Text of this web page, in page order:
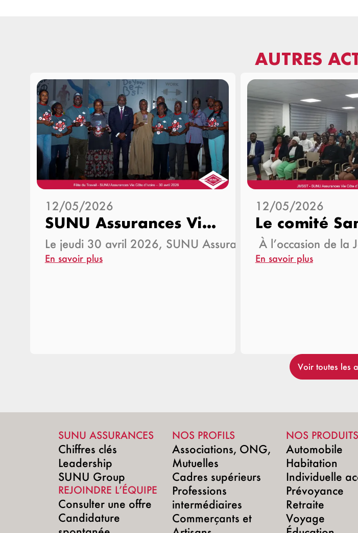
AUTRES
12/05/2026
SUNU Assurances Vie Côte d’Ivoire célèbre la…
Le jeudi 30 avril 2026, SUNU Assurances…
En savoir plus
12/05/2026
À l’occasion de la
En savoir plus
Voir toutes les
SUNU ASSURANCES
Chiffres clés
Leadership
SUNU Group
REJOINDRE L’ÉQUIPE
Consulter une offre
Candidature
NOS PROFILS
Associations, ONG,
Mutuelles
Cadres supérieurs
Professions
intermédiaires
Commerçants et
NOS PRODUITS
Automobile
Habitation
Individuelle
Prévoyance
Retraite
Voyage